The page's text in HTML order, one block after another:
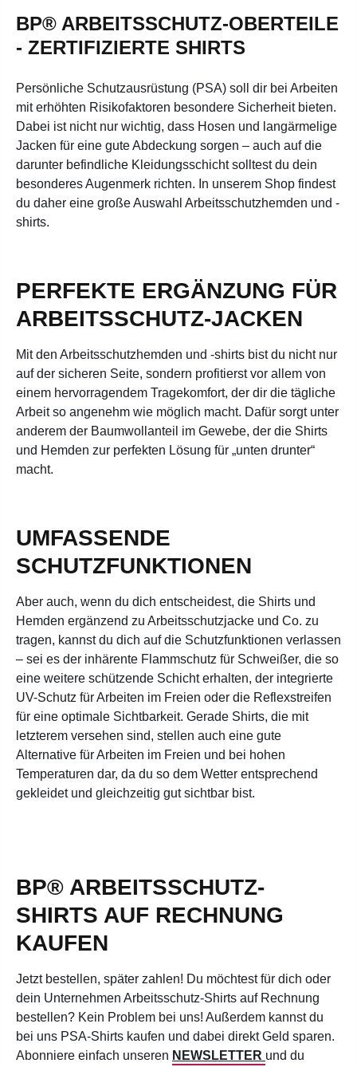
BP® ARBEITSSCHUTZ-OBERTEILE
- ZERTIFIZIERTE SHIRTS
Persönliche Schutzausrüstung (PSA) soll dir bei Arbeiten
mit erhöhten Risikofaktoren besondere Sicherheit bieten.
Dabei ist nicht nur wichtig, dass Hosen und langärmelige
Jacken für eine gute Abdeckung sorgen – auch auf die
darunter befindliche Kleidungsschicht solltest du dein
besonderes Augenmerk richten. In unserem Shop findest
du daher eine große Auswahl Arbeitsschutzhemden und -
shirts.
PERFEKTE ERGÄNZUNG FÜR
ARBEITSSCHUTZ-JACKEN
Mit den Arbeitsschutzhemden und -shirts bist du nicht nur
auf der sicheren Seite, sondern profitierst vor allem von
einem hervorragendem Tragekomfort, der dir die tägliche
Arbeit so angenehm wie möglich macht. Dafür sorgt unter
anderem der Baumwollanteil im Gewebe, der die Shirts
und Hemden zur perfekten Lösung für „unten drunter“
macht.
UMFASSENDE
SCHUTZFUNKTIONEN
Aber auch, wenn du dich entscheidest, die Shirts und
Hemden ergänzend zu Arbeitsschutzjacke und Co. zu
tragen, kannst du dich auf die Schutzfunktionen verlassen
– sei es der inhärente Flammschutz für Schweißer, die so
eine weitere schützende Schicht erhalten, der integrierte
UV-Schutz für Arbeiten im Freien oder die Reflexstreifen
für eine optimale Sichtbarkeit. Gerade Shirts, die mit
letzterem versehen sind, stellen auch eine gute
Alternative für Arbeiten im Freien und bei hohen
Temperaturen dar, da du so dem Wetter entsprechend
gekleidet und gleichzeitig gut sichtbar bist.
BP® ARBEITSSCHUTZ-
SHIRTS AUF RECHNUNG
KAUFEN
Jetzt bestellen, später zahlen! Du möchtest für dich oder
dein Unternehmen Arbeitsschutz-Shirts auf Rechnung
bestellen? Kein Problem bei uns! Außerdem kannst du
bei uns PSA-Shirts kaufen und dabei direkt Geld sparen.
Abonniere einfach unseren NEWSLETTER und du